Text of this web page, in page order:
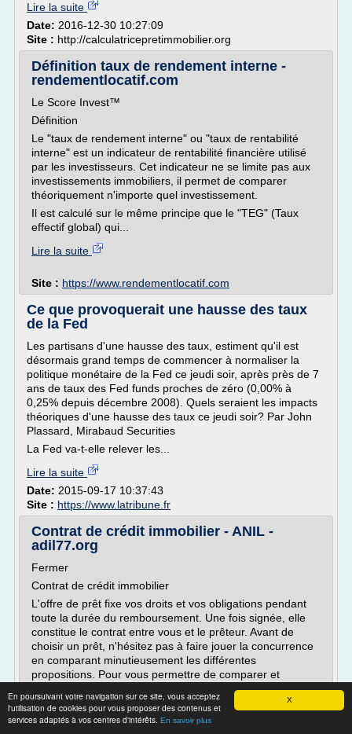
X
En poursuivant votre navigation sur ce site, vous acceptez
l'utilisation de cookies pour vous proposer des contenus et
services adaptés à vos centres d'intérêts. En savoir plus
Lire la suite
Date: 2016-12-30 10:27:09
Site : http://calculatricepretimmobilier.org
Définition taux de rendement interne -
rendementlocatif.com
Le Score Invest™
Définition
Le "taux de rendement interne" ou "taux de rentabilité
interne" est un indicateur de rentabilité financière utilisé
par les investisseurs. Cet indicateur ne se limite pas aux
investissements immobiliers, il permet de comparer
théoriquement n'importe quel investissement.
Il est calculé sur le même principe que le "TEG" (Taux
effectif global) qui...
Lire la suite
Site : https://www.rendementlocatif.com
Ce que provoquerait une hausse des taux
de la Fed
Les partisans d'une hausse des taux, estiment qu'il est
désormais grand temps de commencer à normaliser la
politique monétaire de la Fed ce jeudi soir, après près de 7
ans de taux des Fed funds proches de zéro (0,00% à
0,25% depuis décembre 2008). Quels seraient les impacts
théoriques d'une hausse des taux ce jeudi soir? Par John
Plassard, Mirabaud Securities
La Fed va-t-elle relever les...
Lire la suite
Date: 2015-09-17 10:37:43
Site : https://www.latribune.fr
Contrat de crédit immobilier - ANIL -
adil77.org
Fermer
Contrat de crédit immobilier
L'offre de prêt fixe vos droits et vos obligations pendant
toute la durée du remboursement. Une fois signée, elle
constitue le contrat entre vous et le prêteur. Avant de
choisir un prêt, n'hésitez pas à faire jouer la concurrence
en comparant minutieusement les différentes
propositions. Pour vous permettre de comparer et
Lire la suite